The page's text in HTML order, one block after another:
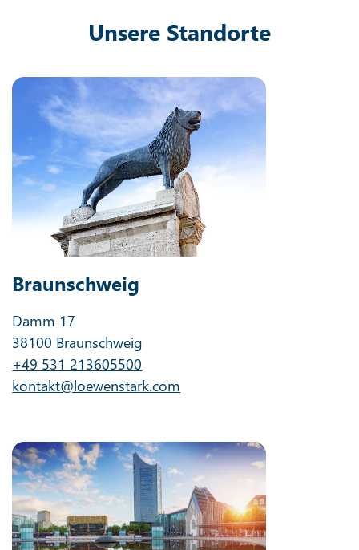
Unsere Standorte
Braunschweig
Damm 17
38100 Braunschweig
+49 531 213605500
kontakt@loewenstark.com